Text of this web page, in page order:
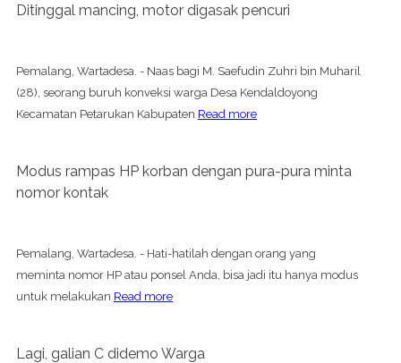
Ditinggal mancing, motor digasak pencuri
Pemalang, Wartadesa. - Naas bagi M. Saefudin Zuhri bin Muharil
(28), seorang buruh konveksi warga Desa Kendaldoyong
Kecamatan Petarukan Kabupaten Read more
Modus rampas HP korban dengan pura-pura minta
nomor kontak
Pemalang, Wartadesa. - Hati-hatilah dengan orang yang
meminta nomor HP atau ponsel Anda, bisa jadi itu hanya modus
untuk melakukan Read more
Lagi, galian C didemo Warga